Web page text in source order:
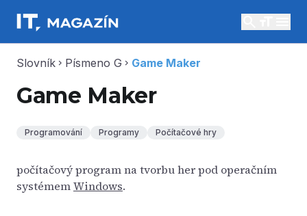
Slovník chevron_right Písmeno G chevron_right Game Maker
Game Maker
Programování Programy Počítačové hry
počítačový program na tvorbu her pod operačním
systémemWindows.